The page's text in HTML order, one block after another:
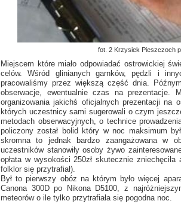
fot. 2 Krzysiek Pieszczoch
Miejscem które miało odpowiadać ostrowickiej
celów. Wśród glinianych garnków, pędzli i
pracowaliśmy przez większą część dnia.
obserwacje, ewentualnie czas na prezentacje.
organizowania jakichś oficjalnych prezentacji na
których uczestnicy sami sugerowali o czym
metodach obserwacyjnych, o technice
policzony został bolid który w noc maksimum
skromna to jednak bardzo zaangażowana w
uczestników stanowiły osoby żywo
opłata w wysokości 250zł skutecznie
folklor się przytrafiał).
Był to pierwszy obóz na którym było więcej
Canona 300D po Nikona D5100, z
meteorów o ile tylko przytrafiała się pogodna noc.